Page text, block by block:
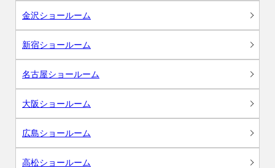
金沢ショールーム
新宿ショールーム
名古屋ショールーム
大阪ショールーム
広島ショールーム
高松ショールーム